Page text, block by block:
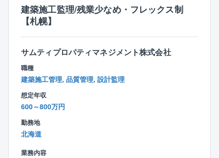
取り上げる「TOKYOテレワークアワード」を受賞しま
した。
また、国が認定する「DX認定事業者」に認定されるな
ど様々な取り組みをしています。
ーが在籍しております。上層部とも話がしやすい、風
通しのよい雰囲気です。
【福利厚生】
資格手当、住宅手当、扶養手当、現場手当、燃料手当
など各種手当を用意しております。また、該当する方
には「奨学金助成制度」や、勤続年数に応じて「永年
勤続表彰」があり、手当だけでなくリフレッシュ休暇
の付与までございます。
【同社の特徴】
企業理念では、冒頭に「全社員の物心両面の幸福を追
き生きと働くことができ、家族にも豊かな暮らしを届
建築施工監理/残業少なめ・フレックス制
【札幌】
サムティプロパティマネジメント株式会社
職種
建築施工管理, 品質管理, 設計監理
想定年収
600～800万円
勤務地
北海道
業務内容